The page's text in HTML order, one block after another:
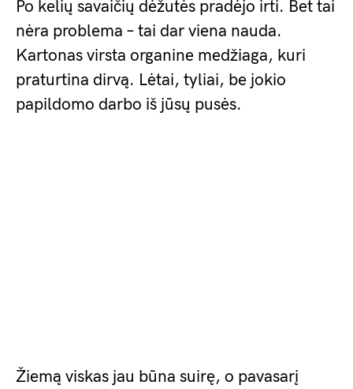
Po kelių savaičių dėžutės pradėjo irti. Bet tai
nėra problema – tai dar viena nauda.
Kartonas virsta organine medžiaga, kuri
praturtina dirvą. Lėtai, tyliai, be jokio
papildomo darbo iš jūsų pusės.
Žiemą viskas jau būna suirę, o pavasarį